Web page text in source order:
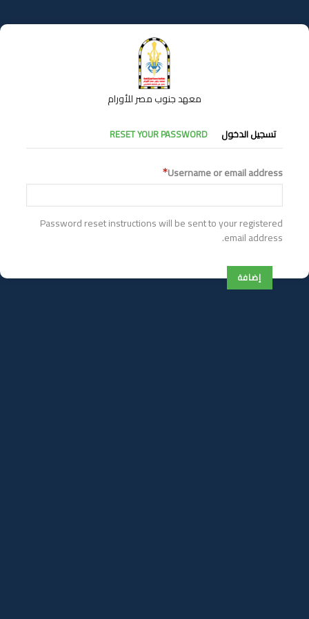
إلى
المحتوى
معهد جنوب مصر للأورام
التبويبات
الأساسية
تسجيل الدخول RESET YOUR PASSWORD
Username or email address
Password reset instructions will be sent to your registered
email address.